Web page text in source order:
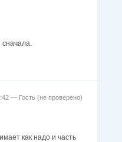
сначала.
— Гость (не проверено)
как надо и часть